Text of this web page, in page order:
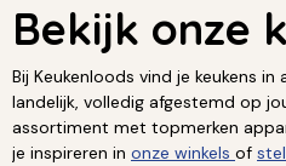
Bekijk onze
Bij Keukenloods vind je keukens
landelijk, volledig afgestemd op
assortiment met topmerken
je inspireren in onze winkels of